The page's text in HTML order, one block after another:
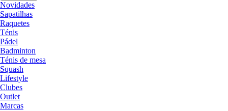
Novidades
Sapatilhas
Raquetes
Ténis
Pádel
Badminton
Ténis de mesa
Squash
Lifestyle
Clubes
Outlet
Marcas